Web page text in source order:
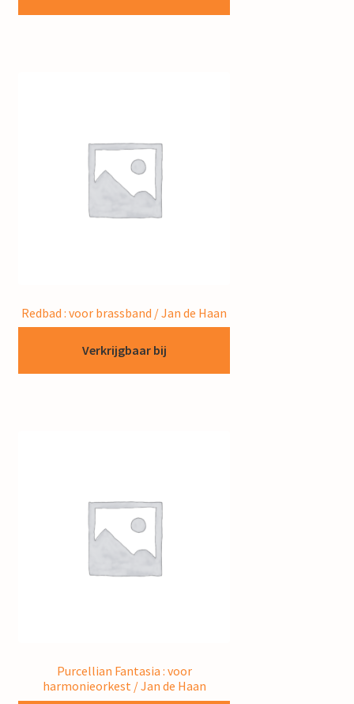
Redbad : voor brassband / Jan de Haan
Verkrijgbaar bij
Purcellian Fantasia : voor
harmonieorkest / Jan de Haan